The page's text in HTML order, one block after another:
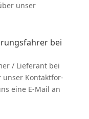
unser
bei
/ Lieferant bei
unser Kontakt­for­
eine E‑Mail an